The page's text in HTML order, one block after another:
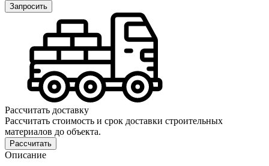
Запросить
Рассчитать доставку
Рассчитать стоимость и срок доставки строительных
материалов до объекта.
Рассчитать
Описание